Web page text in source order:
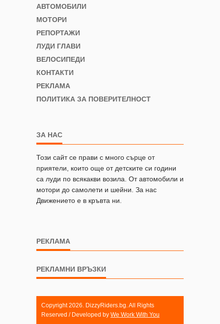
АВТОМОБИЛИ
МОТОРИ
РЕПОРТАЖИ
ЛУДИ ГЛАВИ
ВЕЛОСИПЕДИ
КОНТАКТИ
РЕКЛАМА
ПОЛИТИКА ЗА ПОВЕРИТЕЛНОСТ
ЗА НАС
Този сайт се прави с много сърце от
приятели, които още от детските си години
са луди по всякакви возила. От автомобили и
мотори до самолети и шейни. За нас
Движението е в кръвта ни.
РЕКЛАМА
РЕКЛАМНИ ВРЪЗКИ
Copyright 2026. DizzyRiders.bg. All Rights
Reserved / Developed by We Work With You